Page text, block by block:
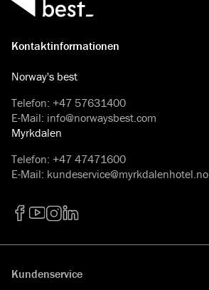
Kontaktinformationen
Norway's best
Telefon: +47 57631400
E-Mail: info@norwaysbest.com
Myrkdalen
Telefon: +47 47471600
E-Mail: kundeservice@myrkdalenhotel.no
Kundenservice